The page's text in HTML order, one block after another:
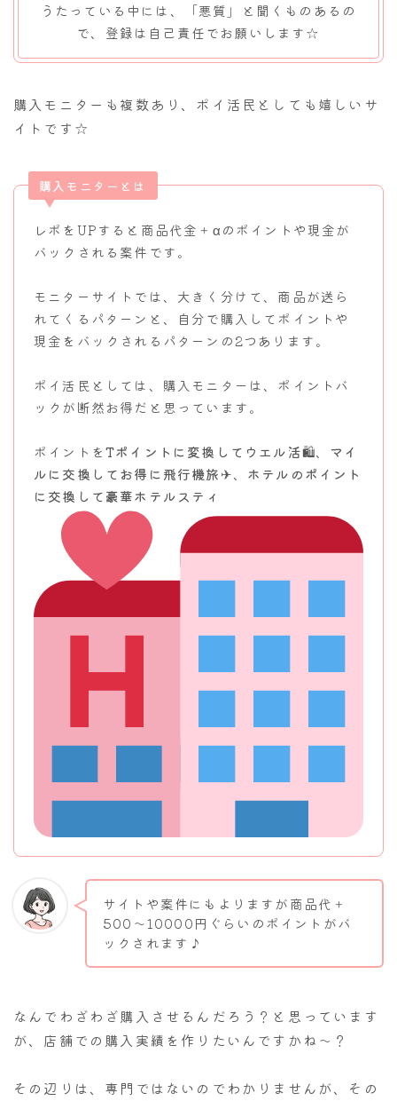
うたっている中には、「悪質」と聞くものあるの
で、登録は自己責任でお願いします☆
購入モニターも複数あり、ポイ活民としても嬉しいサ
イトです☆
購入モニターとは
レポをUPすると商品代金＋αのポイントや現金が
バックされる案件です。
モニターサイトでは、大きく分けて、商品が送ら
れてくるパターンと、自分で購入してポイントや
現金をバックされるパターンの2つあります。
ポイ活民としては、購入モニターは、ポイントバ
ックが断然お得だと思っています。
ポイントをTポイントに変換してウエル活🛍、 マイ
ルに交換してお得に飛行機旅✈、 ホテルのポイント
に交換して豪華ホテルスティ
サイトや案件にもよりますが商品代＋
500～10000円ぐらいのポイントがバ
ックされます♪
なんでわざわざ購入させるんだろう？と思っています
が、店舗での購入実績を作りたいんですかね～？
その辺りは、専門ではないのでわかりませんが、その